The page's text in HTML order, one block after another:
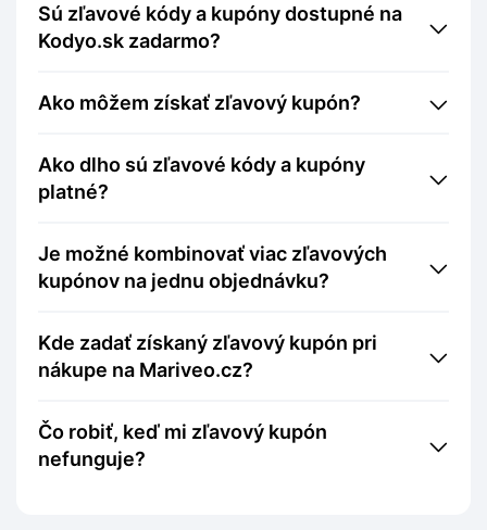
Sú zľavové kódy a kupóny dostupné na
Kodyo.sk zadarmo?
Ako môžem získať zľavový kupón?
Ako dlho sú zľavové kódy a kupóny
platné?
Je možné kombinovať viac zľavových
kupónov na jednu objednávku?
Kde zadať získaný zľavový kupón pri
nákupe na Mariveo.cz?
Čo robiť, keď mi zľavový kupón
nefunguje?